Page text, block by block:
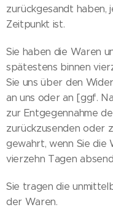
zurückgesandt haben,
Zeitpunkt ist.
Sie haben die Waren
spätestens binnen
Sie uns über den
an uns oder an [ggf.
zur Entgegennahme
zurückzusenden oder
gewahrt, wenn Sie die
vierzehn Tagen
Sie tragen die
der Waren.